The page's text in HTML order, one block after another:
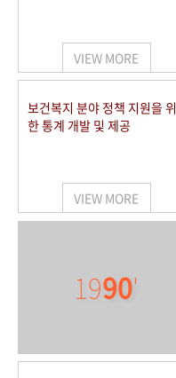
VIEW MORE
보건복지 분야 정책 지원을 위
한 통계 개발 및 제공
VIEW MORE
1990'